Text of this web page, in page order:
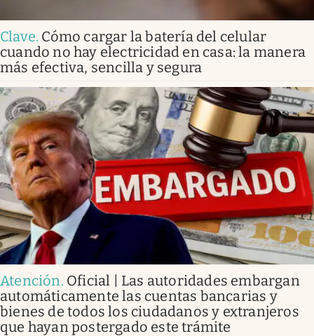
Clave. Cómo cargar la batería del celular
cuando no hay electricidad en casa: la manera
más efectiva, sencilla y segura
Atención. Oficial | Las autoridades embargan
automáticamente las cuentas bancarias y
bienes de todos los ciudadanos y extranjeros
que hayan postergado este trámite